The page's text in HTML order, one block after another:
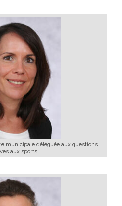
municipale déléguée aux questions
aux sports